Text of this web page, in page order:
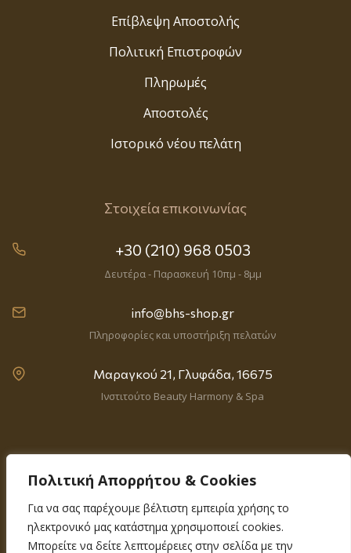
Πολιτική Απορρήτου & Cookies
Για να σας παρέχουμε βέλτιστη εμπειρία χρήσης το
ηλεκτρονικό μας κατάστημα χρησιμοποιεί cookies.
Μπορείτε να δείτε λεπτομέρειες στην σελίδα με την
Επίβλεψη Αποστολής
Πολιτική Επιστροφών
Πληρωμές
Αποστολές
Ιστορικό νέου πελάτη
Στοιχεία επικοινωνίας
+30 (210) 968 0503
Δευτέρα - Παρασκευή 10πμ - 8μμ
info@bhs-shop.gr
Πληροφορίες και υποστήριξη πελατών
Μαραγκού 21, Γλυφάδα, 16675
Ινστιτούτο Beauty Harmony & Spa
© Beauty Harmony & Spa // Designed byGraFX Web Solutions
// Powered & Supported byAtsas Solutions